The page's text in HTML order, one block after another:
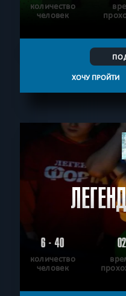
количество
человек
ХОЧУ ПРОЙТИ
6 - 40
количество
человек